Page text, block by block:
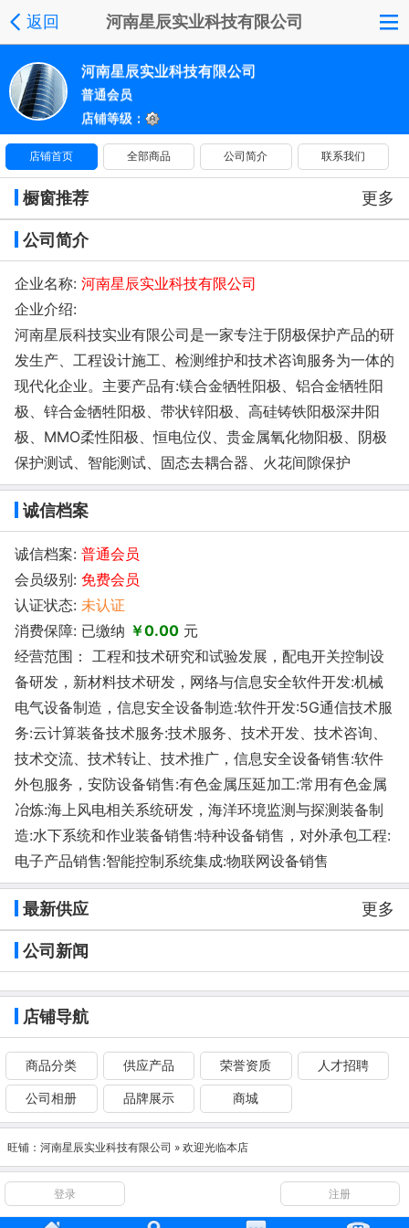
返回 河南星辰实业科技有限公司
河南星辰实业科技有限公司
普通会员
店铺等级：
店铺首页 全部商品 公司简介 联系我们
橱窗推荐 更多
公司简介
企业名称: 河南星辰实业科技有限公司
企业介绍:
河南星辰科技实业有限公司是一家专注于阴极保护产品的研
发生产、工程设计施工、检测维护和技术咨询服务为一体的
现代化企业。主要产品有:镁合金牺牲阳极、铝合金牺牲阳
极、锌合金牺牲阳极、带状锌阳极、高硅铸铁阳极深井阳
极、MMO柔性阳极、恒电位仪、贵金属氧化物阳极、阴极
保护测试、智能测试、固态去耦合器、火花间隙保护
诚信档案
诚信档案: 普通会员
会员级别: 免费会员
认证状态: 未认证
消费保障: 已缴纳 ￥0.00 元
经营范围： 工程和技术研究和试验发展，配电开关控制设
备研发，新材料技术研发，网络与信息安全软件开发:机械
电气设备制造，信息安全设备制造:软件开发:5G通信技术服
务:云计算装备技术服务:技术服务、技术开发、技术咨询、
技术交流、技术转让、技术推广，信息安全设备销售:软件
外包服务，安防设备销售:有色金属压延加工:常用有色金属
冶炼:海上风电相关系统研发，海洋环境监测与探测装备制
造:水下系统和作业装备销售:特种设备销售，对外承包工程:
电子产品销售:智能控制系统集成:物联网设备销售
最新供应 更多
公司新闻
店铺导航
商品分类 供应产品 荣誉资质 人才招聘
公司相册 品牌展示 商城
旺铺： 河南星辰实业科技有限公司 » 欢迎光临本店
登录 注册